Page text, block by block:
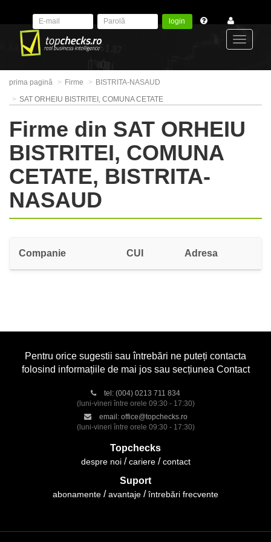
login
prima pagină Firme
BISTRITA-NASAUD
SAT ORHEIU BISTRITEI, COMUNA CETATE
Firme din SAT ORHEIU
BISTRITEI, COMUNA
CETATE, BISTRITA-
NASAUD
Companie CUI Adresa
Pentru orice sugestii sau întrebări ne puteți contacta
folosind informațiile de mai jos sau secțiunea Contact
tel: (004) 0213 711 834
(luni-vineri între orele 09:30 - 17:30)
email: office@topchecks.ro
(luni-vineri între orele 09:30 - 17:30)
Topchecks
despre noi cariere contact
Suport
abonamente avantaje întrebări frecvente